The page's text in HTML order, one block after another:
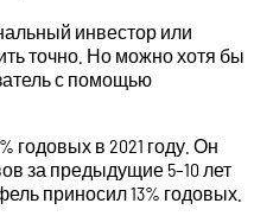
инвестор или
точно. Но можно хотя бы
с помощью
годовых в 2021 году. Он
за предыдущие 5–10 лет
приносил 13% годовых.